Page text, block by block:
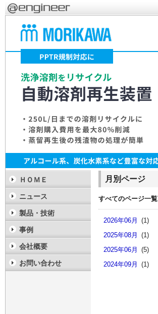
月別ページ
すべてのページ一覧
2026年06月
(1)
2025年08月
(1)
2025年06月
(5)
2024年09月
(1)
ＨＯＭＥ
ニュース
製品・技術
事例
会社概要
お問い合わせ